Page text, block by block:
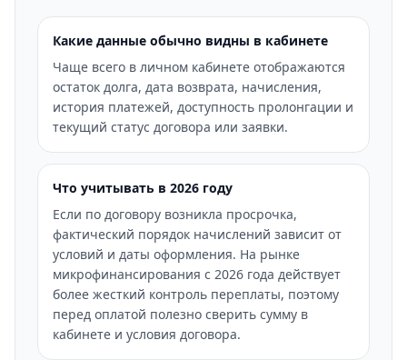
Какие данные обычно видны в кабинете
Чаще всего в личном кабинете отображаются
остаток долга, дата возврата, начисления,
история платежей, доступность пролонгации и
текущий статус договора или заявки.
Что учитывать в 2026 году
Если по договору возникла просрочка,
фактический порядок начислений зависит от
условий и даты оформления. На рынке
микрофинансирования с 2026 года действует
более жесткий контроль переплаты, поэтому
перед оплатой полезно сверить сумму в
кабинете и условия договора.